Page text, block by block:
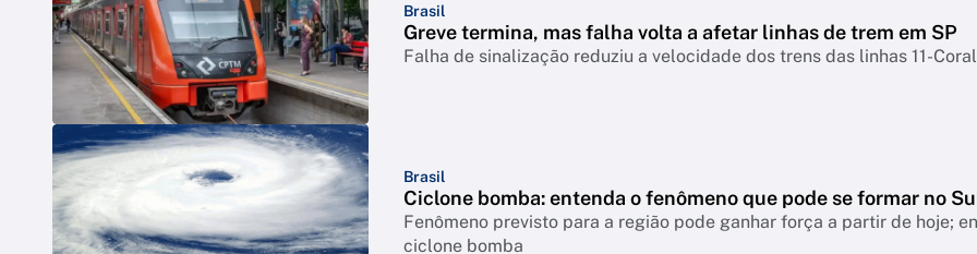
Brasil
Greve termina, mas falha volta a afetar linhas de trem em SP
Falha de sinalização reduziu a velocidade dos trens das linhas 11-
Brasil
Ciclone bomba: entenda o fenômeno que pode se formar no
Fenômeno previsto para a região pode ganhar força a partir de hoje;
ciclone bomba